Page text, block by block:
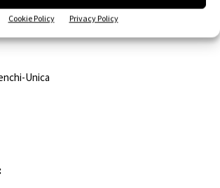
Cookie Policy Privacy Policy
Unica